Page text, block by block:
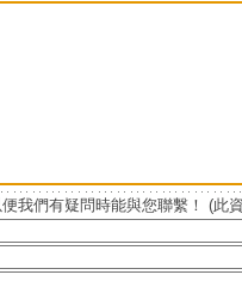
我們有疑問時能與您聯繫！ (此